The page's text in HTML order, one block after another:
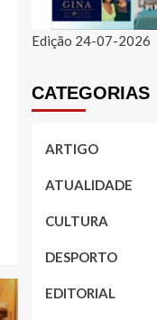
Edição 24-07-2026
CATEGORIAS
ARTIGO
ATUALIDADE
CULTURA
DESPORTO
EDITORIAL